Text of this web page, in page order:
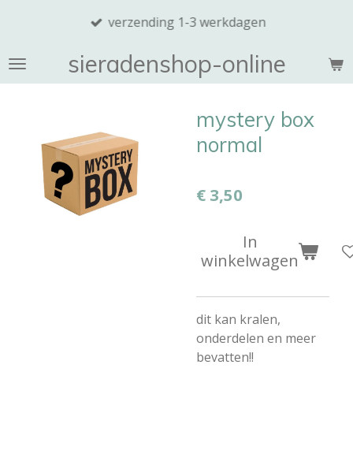
de
sieradenshop-online
verzending 1-3 werkdagen
mystery box
normal
€ 3,50
In
winkelwagen
dit kan kralen,
onderdelen en meer
bevatten!!